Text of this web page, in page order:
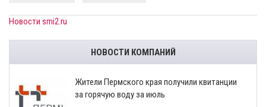
Новости smi2.ru
НОВОСТИ КОМПАНИЙ
​Жители Пермского края получили квитанции
за горячую воду за июль